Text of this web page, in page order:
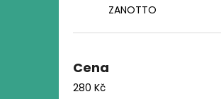
ZANOTTO
Cena
280 Kč